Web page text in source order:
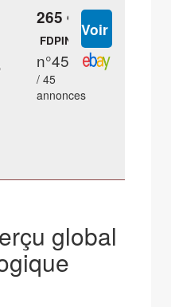
265 €
FDPIN
n°45
/ 45
annonces
global